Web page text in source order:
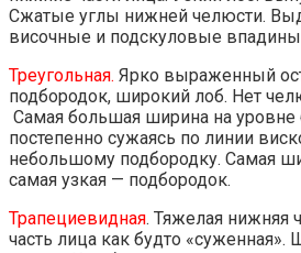
Сжатые углы нижней челюсти.
височные и подскуловые
Треугольная. Ярко выраженный
подбородок, широкий лоб. Нет
Самая большая ширина на
постепенно сужаясь по линии
небольшому подбородку. Самая
самая узкая — подбородок.
Трапециевидная. Тяжелая нижняя
часть лица как будто